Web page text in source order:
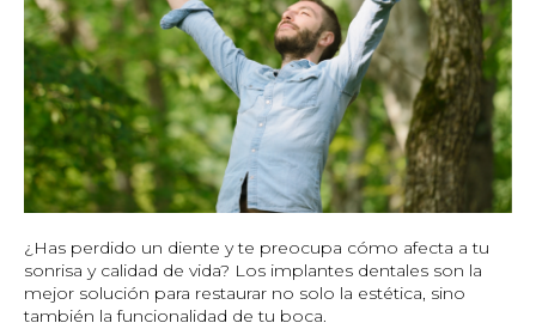
¿Has perdido un diente y te preocupa cómo afecta a tu
sonrisa y calidad de vida? Los implantes dentales son la
mejor solución para restaurar no solo la estética, sino
también la funcionalidad de tu boca.